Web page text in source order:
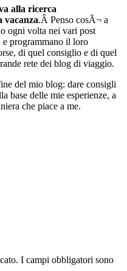
alla ricerca
vacanza.Â Penso cosÃ¬ a
ogni volta nei vari post
programmano il loro
di quel consiglio e di quel
rete dei blog di viaggio.
del mio blog: dare consigli
base delle mie esperienze, a
che piace a me.
I campi obbligatori sono